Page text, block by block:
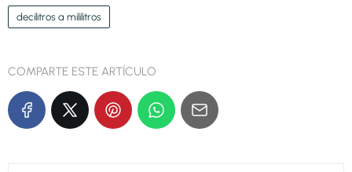
decilitros a mililitros
COMPARTE ESTE ARTÍCULO